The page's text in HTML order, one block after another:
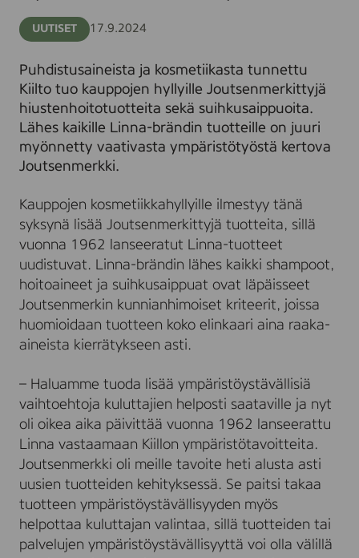
UUTISET 17.9.2024
Puhdistusaineista ja kosmetiikasta tunnettu
Kiilto tuo kauppojen hyllyille Joutsenmerkittyjä
hiustenhoitotuotteita sekä suihkusaippuoita.
Lähes kaikille Linna-brändin tuotteille on juuri
myönnetty vaativasta ympäristötyöstä kertova
Joutsenmerkki.
Kauppojen kosmetiikkahyllyille ilmestyy tänä
syksynä lisää Joutsenmerkittyjä tuotteita, sillä
vuonna 1962 lanseeratut Linna-tuotteet
uudistuvat. Linna-brändin lähes kaikki shampoot,
hoitoaineet ja suihkusaippuat ovat läpäisseet
Joutsenmerkin kunnianhimoiset kriteerit, joissa
huomioidaan tuotteen koko elinkaari aina raaka-
aineista kierrätykseen asti.
– Haluamme tuoda lisää ympäristöystävällisiä
vaihtoehtoja kuluttajien helposti saataville ja nyt
oli oikea aika päivittää vuonna 1962 lanseerattu
Linna vastaamaan Kiillon ympäristötavoitteita.
Joutsenmerkki oli meille tavoite heti alusta asti
uusien tuotteiden kehityksessä. Se paitsi takaa
tuotteen ympäristöystävällisyyden myös
helpottaa kuluttajan valintaa, sillä tuotteiden tai
palvelujen ympäristöystävällisyyttä voi olla välillä